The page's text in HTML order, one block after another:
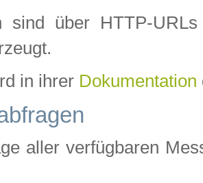
sind über HTTP-
in ihrer Dokumentation
aller verfügbaren